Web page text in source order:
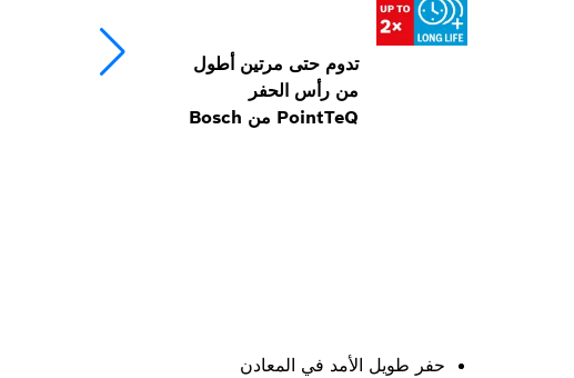
تدوم حتى مرتين أطول
من رأس الحفر
PointTeQ من Bosch
حفر طويل الأمد في المعادن